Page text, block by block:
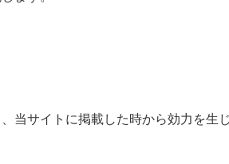
サイトに掲載した時から効力を生